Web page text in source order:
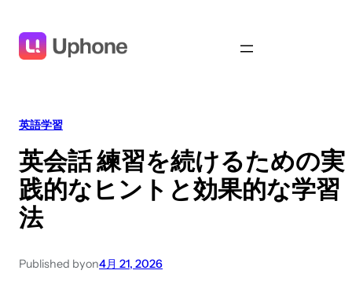
英語学習
英会話 練習を続けるための実
践的なヒントと効果的な学習
法
Published byon4月 21, 2026